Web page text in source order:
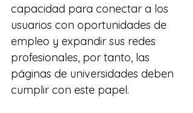
capacidad para conectar a los
usuarios con oportunidades de
empleo y expandir sus redes
profesionales, por tanto, las
páginas de universidades deben
cumplir con este papel.